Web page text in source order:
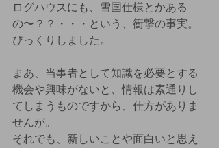
ログハウスにも、雪国仕様とかある
の〜？？・・・という、衝撃の事実。
びっくりしました。
まあ、当事者として知識を必要とする
機会や興味がないと、情報は素通りし
てしまうものですから、仕方がありま
せんが。
それでも、新しいことや面白いと思え